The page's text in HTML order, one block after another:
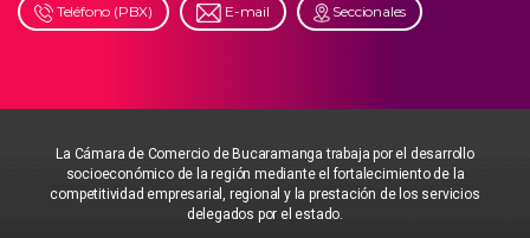
Teléfono (PBX) E-mail Seccionales
La Cámara de Comercio de Bucaramanga trabaja por el desarrollo
socioeconómico de la región mediante el fortalecimiento de la
competitividad empresarial, regional y la prestación de los servicios
delegados por el estado.